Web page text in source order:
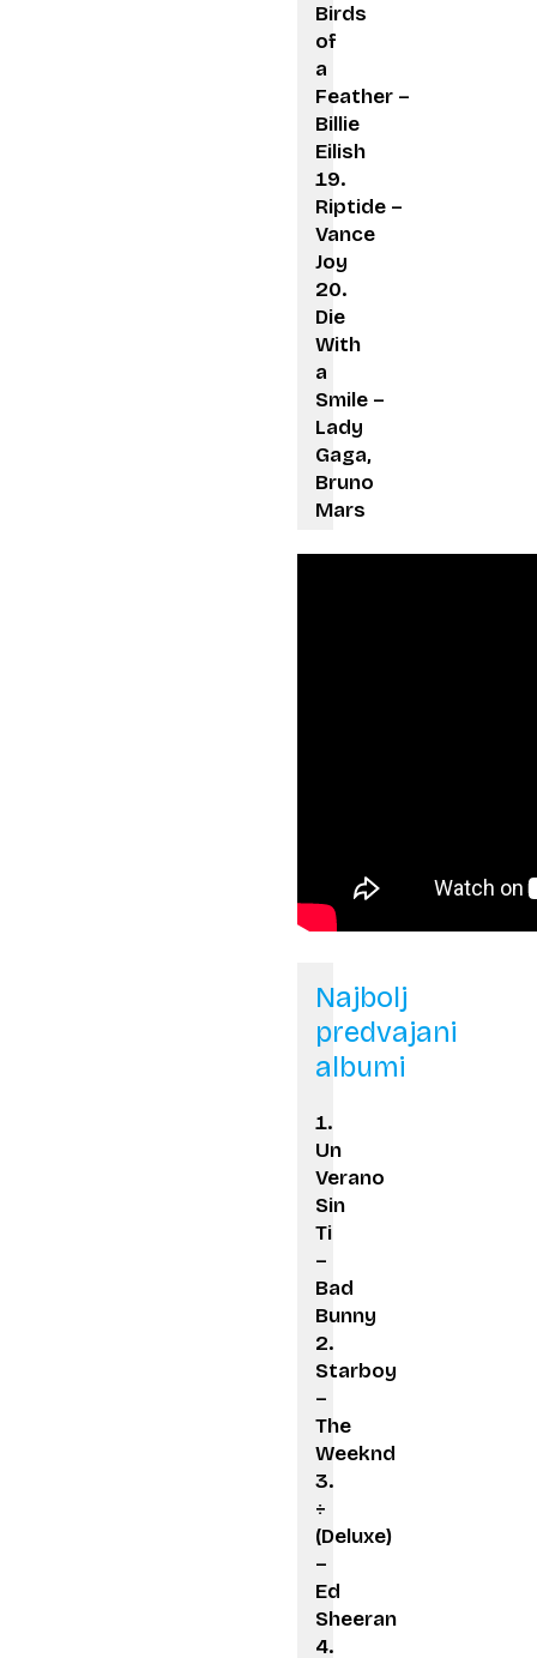
Birds
of
a
Feather –
Billie
Eilish
Riptide –
Vance
Joy
Die
With
a
Smile –
Lady
Gaga,
Bruno
Mars
Najbolj
predvajani
albumi
Un
Verano
Sin
Ti
–
Bad
Bunny
Starboy
–
The
Weeknd
÷
(Deluxe)
–
Ed
Sheeran